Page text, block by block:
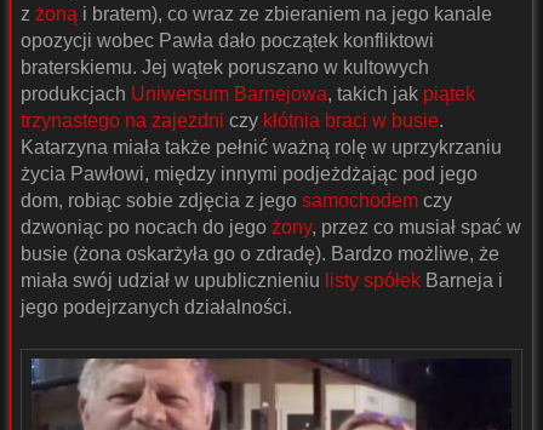
z żoną i bratem), co wraz ze zbieraniem na jego kanale
opozycji wobec Pawła dało początek konfliktowi
braterskiemu. Jej wątek poruszano w kultowych
produkcjach Uniwersum Barnejowa, takich jak piątek
trzynastego na zajezdni czy kłótnia braci w busie.
Katarzyna miała także pełnić ważną rolę w uprzykrzaniu
życia Pawłowi, między innymi podjeżdżając pod jego
dom, robiąc sobie zdjęcia z jego samochodem czy
dzwoniąc po nocach do jego żony, przez co musiał spać w
busie (żona oskarżyła go o zdradę). Bardzo możliwe, że
miała swój udział w upublicznieniu listy spółek Barneja i
jego podejrzanych działalności.